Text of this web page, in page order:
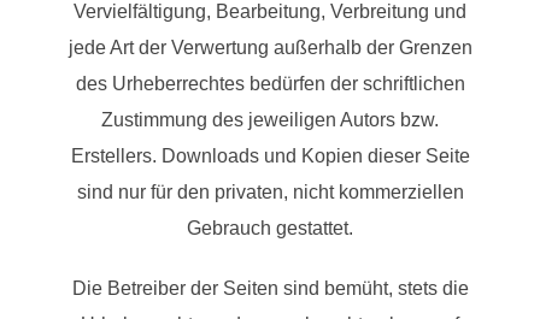
Vervielfältigung, Bearbeitung, Verbreitung und
jede Art der Verwertung außerhalb der Grenzen
des Urheberrechtes bedürfen der schriftlichen
Zustimmung des jeweiligen Autors bzw.
Erstellers. Downloads und Kopien dieser Seite
sind nur für den privaten, nicht kommerziellen
Gebrauch gestattet.
Die Betreiber der Seiten sind bemüht, stets die